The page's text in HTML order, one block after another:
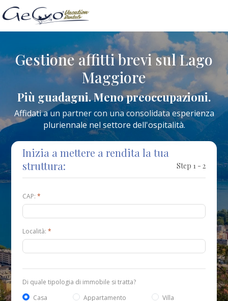
Gestione affitti brevi sul Lago
Maggiore
Più guadagni. Meno preoccupazioni.
Affidati a un partner con una consolidata esperienza
pluriennale nel settore dell'ospitalità.
Inizia a mettere a rendita la tua
struttura:
Step 1 - 2
CAP:*
Località:*
Di quale tipologia di immobile si tratta?
Casa
Appartamento
Villa